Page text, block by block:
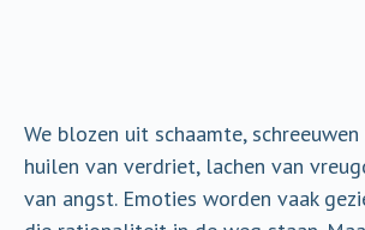
We blozen uit schaamte,
huilen van verdriet, lachen van
van angst. Emoties worden vaak